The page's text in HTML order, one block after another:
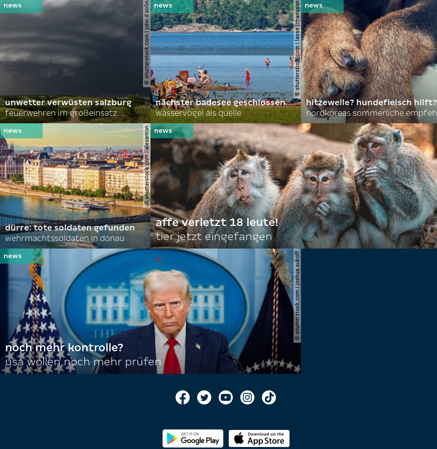
© shutterstock.com | john d sirlin
unwetter verwüsten salzburg
feuerwehren im großeinsatz
© shutterstock.com | lasse johansson
nächster badesee geschlossen
wasservögel als quelle
hitzewelle? hundefleisch hilft?
© shutterstock.com | alexanton
dürre: tote soldaten gefunden
wehrmachtssoldaten in donau
affe verletzt 18 leute!
tier jetzt eingefangen
© shutterstock.com | joshua sukoff
noch mehr kontrolle?
usa wollen noch mehr prüfen